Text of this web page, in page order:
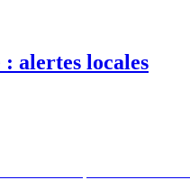
alertes locales